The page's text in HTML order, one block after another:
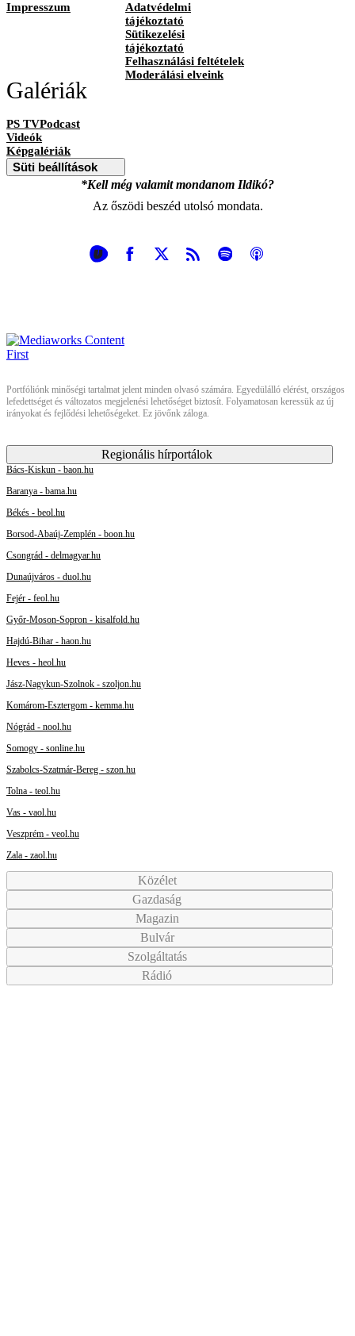
Impresszum
Adatvédelmi
tájékoztató
Sütikezelési
tájékoztató
Felhasználási feltételek
Moderálási elveink
Galériák
PS TVPodcast
Videók
Képgalériák
Süti beállítások
*Kell még valamit mondanom Ildikó?
Az őszödi beszéd utolsó mondata.
Portfóliónk minőségi tartalmat jelent minden olvasó számára. Egyedülálló elérést, országos
lefedettséget és változatos megjelenési lehetőséget biztosít. Folyamatosan keressük az új
irányokat és fejlődési lehetőségeket. Ez jövőnk záloga.
Regionális hírportálok
Bács-Kiskun - baon.hu
Baranya - bama.hu
Békés - beol.hu
Borsod-Abaúj-Zemplén - boon.hu
Csongrád - delmagyar.hu
Dunaújváros - duol.hu
Fejér - feol.hu
Győr-Moson-Sopron - kisalfold.hu
Hajdú-Bihar - haon.hu
Heves - heol.hu
Jász-Nagykun-Szolnok - szoljon.hu
Komárom-Esztergom - kemma.hu
Nógrád - nool.hu
Somogy - sonline.hu
Szabolcs-Szatmár-Bereg - szon.hu
Tolna - teol.hu
Vas - vaol.hu
Veszprém - veol.hu
Zala - zaol.hu
Közélet
Gazdaság
Magazin
Bulvár
Szolgáltatás
Rádió